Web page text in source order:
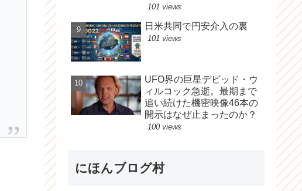
101 views
日米共同で円安介入の裏
101 views
UFO界の巨星デビッド・ウ
ィルコック急逝。最期まで
追い続けた機密映像46本の
開示はなぜ止まったのか？
100 views
にほんブログ村